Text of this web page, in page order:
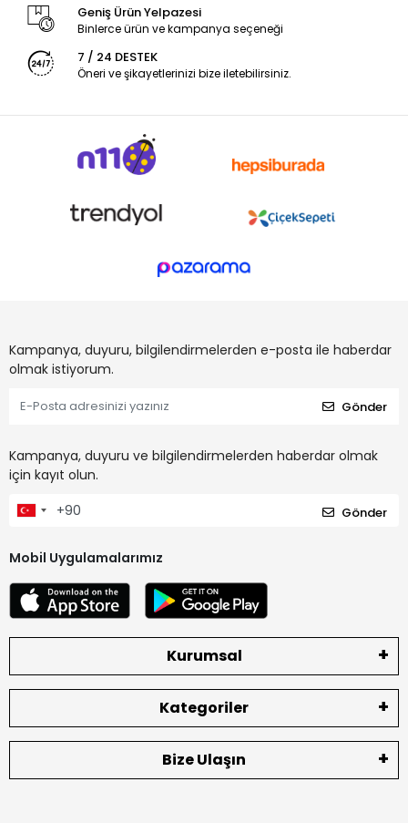
Geniş Ürün Yelpazesi
Binlerce ürün ve kampanya seçeneği
7 / 24 DESTEK
Öneri ve şikayetlerinizi bize iletebilirsiniz.
Kampanya, duyuru, bilgilendirmelerden e-posta ile haberdar
olmak istiyorum.
Gönder
Kampanya, duyuru ve bilgilendirmelerden haberdar olmak
için kayıt olun.
Gönder
Mobil Uygulamalarımız
Kurumsal
Kategoriler
Bize Ulaşın